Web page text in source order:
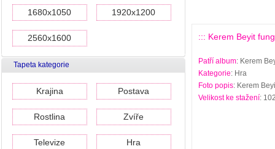
1680x1050 1920x1200
2560x1600
Tapeta kategorie
Krajina Postava
Rostlina Zvíře
Televize Hra
::: Kerem Beyit
Patří album: Kerem
Kategorie: Hra
Foto popis: Kerem
Velikost ke stažení: